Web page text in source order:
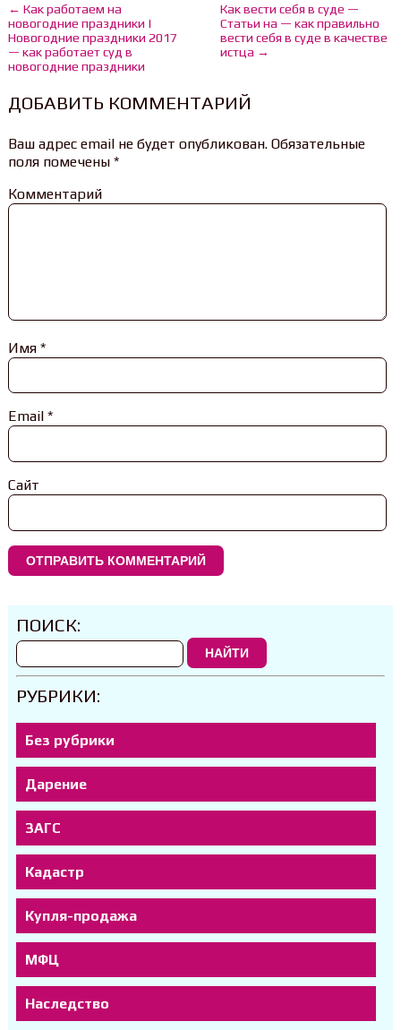
← Как работаем на
новогодние праздники |
Новогодние праздники 2017
— как работает суд в
новогодние праздники
Как вести себя в суде —
Статьи на — как правильно
вести себя в суде в качестве
истца →
ДОБАВИТЬ КОММЕНТАРИЙ
Ваш адрес email не будет опубликован.Обязательные
поля помечены *
Комментарий
Имя *
Email *
Сайт
ПОИСК:
НАЙТИ
РУБРИКИ:
Без рубрики
Дарение
ЗАГС
Кадастр
Купля-продажа
МФЦ
Наследство